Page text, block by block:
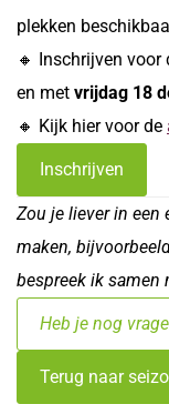
plekken
🔸 Inschrijven
en met vrijdag 18
🔸 Kijk hier voor de
Inschrijven
Zou je liever in een
maken,
bespreek ik samen
Heb je nog
Terug naar